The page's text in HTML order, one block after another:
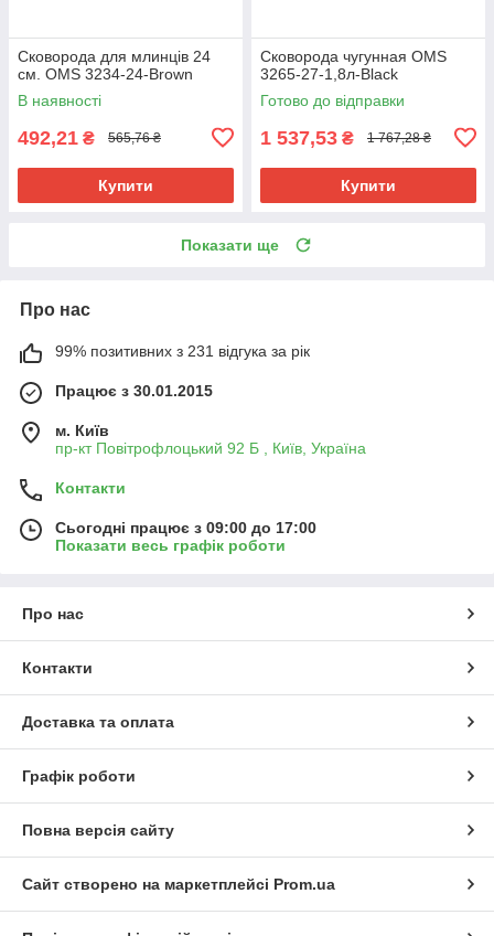
Сковорода для млинців 24
см. OMS 3234-24-Brown
В наявності
492,21 ₴ 565,76 ₴
Купити
Сковорода чугунная OMS
3265-27-1,8л-Black
Готово до відправки
1 537,53 ₴ 1 767,28 ₴
Купити
Показати ще
Про нас
99% позитивних з 231 відгука за рік
Працює з 30.01.2015
м. Київ
пр-кт Повітрофлоцький 92 Б , Київ, Україна
Контакти
Сьогодні працює з 09:00 до 17:00
Показати весь графік роботи
Про нас
Контакти
Доставка та оплата
Графік роботи
Повна версія сайту
Сайт створено на маркетплейсі Prom.ua